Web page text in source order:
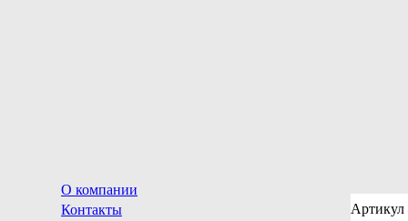
О компании
Контакты
Артикул